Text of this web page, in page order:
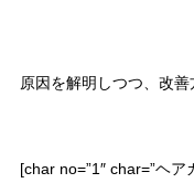
原因を解明しつつ、改善
[char no=”1″ char=”ヘア